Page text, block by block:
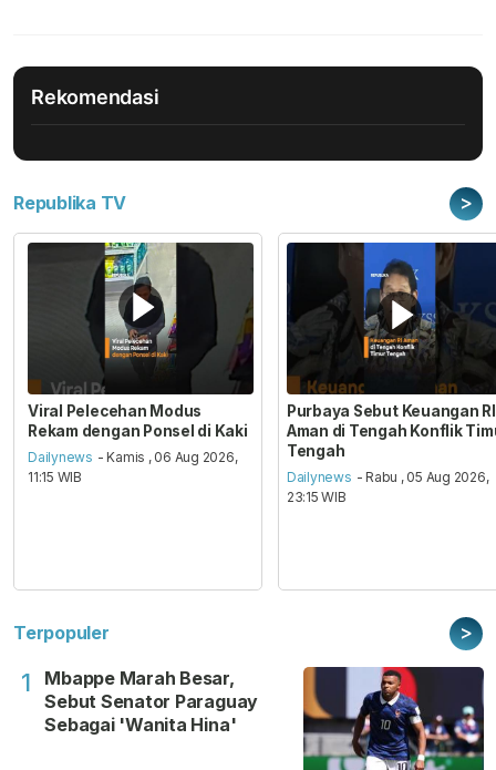
Rekomendasi
Republika TV >
Viral Pelecehan Modus
Rekam dengan Ponsel di Kaki
Dailynews - Kamis , 06 Aug 2026,
11:15 WIB
Purbaya Sebut Keuangan RI
Aman di Tengah Konflik
Tengah
Dailynews - Rabu , 05 Aug 2026,
23:15 WIB
Terpopuler >
1
Mbappe Marah Besar,
Sebut Senator Paraguay
Sebagai 'Wanita Hina'